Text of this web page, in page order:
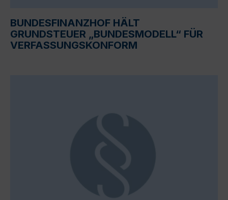
BUNDESFINANZHOF HÄLT
GRUNDSTEUER „BUNDESMODELL“ FÜR
VERFASSUNGSKONFORM